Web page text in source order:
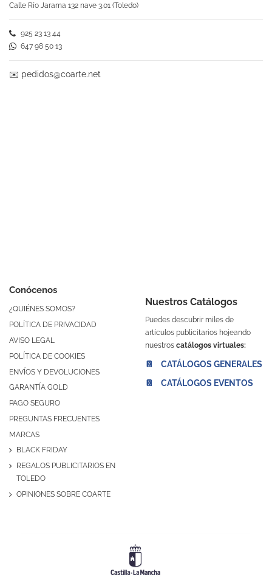
Conócenos
¿QUIÉNES SOMOS?
POLÍTICA DE PRIVACIDAD
AVISO LEGAL
POLÍTICA DE COOKIES
ENVÍOS Y DEVOLUCIONES
GARANTÍA GOLD
PAGO SEGURO
PREGUNTAS FRECUENTES
MARCAS
BLACK FRIDAY
REGALOS PUBLICITARIOS EN
TOLEDO
OPINIONES SOBRE COARTE
Nuestros Catálogos
Puedes descubrir miles de
artículos publicitarios hojeando
nuestros catálogos virtuales:
📔 CATÁLOGOS GENERALES
📔 CATÁLOGOS EVENTOS
Calle Río Jarama 132 nave 3.01 (Toledo)
925 23 13 44
647 98 50 13
✉️ pedidos@coarte.net